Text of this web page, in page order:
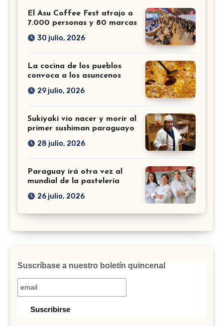
El Asu Coffee Fest atrajo a
7.000 personas y 80 marcas
30 julio, 2026
La cocina de los pueblos
convoca a los asuncenos
29 julio, 2026
Sukiyaki vio nacer y morir al
primer sushiman paraguayo
28 julio, 2026
Paraguay irá otra vez al
mundial de la pastelería
26 julio, 2026
Suscríbase a nuestro boletín quincenal